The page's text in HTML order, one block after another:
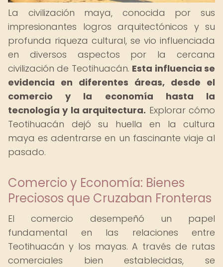
La civilización maya, conocida por sus
impresionantes logros arquitectónicos y su
profunda riqueza cultural, se vio influenciada
en diversos aspectos por la cercana
civilización de Teotihuacán. Esta influencia se
evidencia en diferentes áreas, desde el
comercio y la economía hasta la
tecnología y la arquitectura. Explorar cómo
Teotihuacán dejó su huella en la cultura
maya es adentrarse en un fascinante viaje al
pasado.
Comercio y Economía: Bienes
Preciosos que Cruzaban Fronteras
El comercio desempeñó un papel
fundamental en las relaciones entre
Teotihuacán y los mayas. A través de rutas
comerciales bien establecidas, se